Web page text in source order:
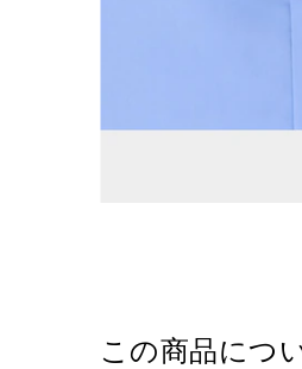
この商品につ